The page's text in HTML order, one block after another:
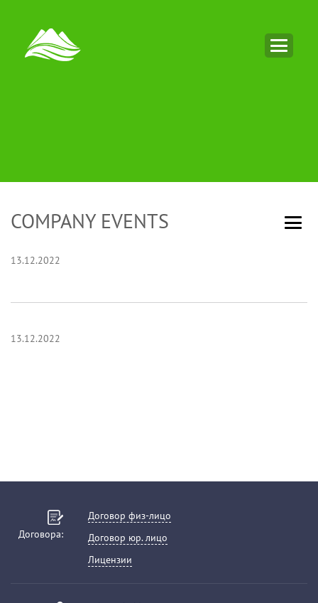
COMPANY EVENTS
13.12.2022
13.12.2022
Договора:
Договор физ-лицо
Договор юр. лицо
Лицензии